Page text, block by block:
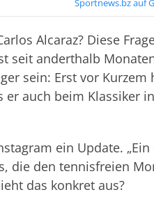
Sportnews.bz auf
Alcaraz? Diese
seit anderthalb
sein: Erst vor
er auch beim Klassiker
ein Update.
die den tennisfreien
das konkret aus?